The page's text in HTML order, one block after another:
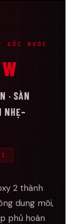
NƯỚC
· SÀN
NHẸ–
2 thành
dung môi,
phủ hoàn